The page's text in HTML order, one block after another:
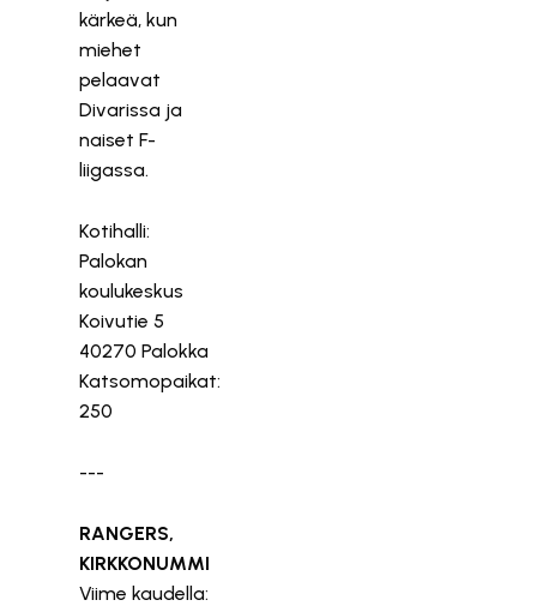
kärkeä, kun
miehet
pelaavat
Divarissa ja
naiset F-
liigassa.
Kotihalli:
Palokan
koulukeskus
Koivutie 5
40270 Palokka
Katsomopaikat:
250
---
RANGERS,
KIRKKONUMMI
Viime kaudella: